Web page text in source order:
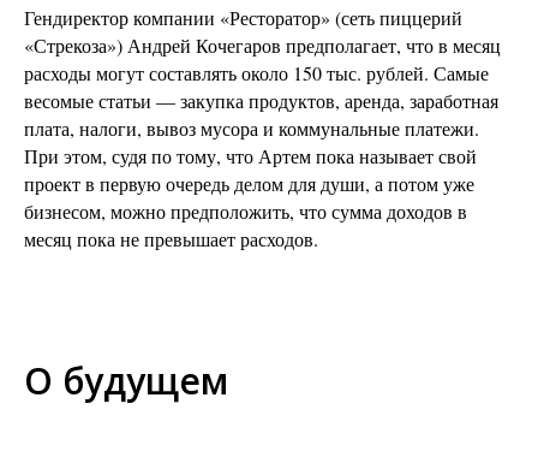
Гендиректор компании «Ресторатор» (сеть пиццерий
«Стрекоза») Андрей Кочегаров предполагает, что в месяц
расходы могут составлять около 150 тыс. рублей. Самые
весомые статьи — закупка продуктов, аренда, заработная
плата, налоги, вывоз мусора и коммунальные платежи.
При этом, судя по тому, что Артем пока называет свой
проект в первую очередь делом для души, а потом уже
бизнесом, можно предположить, что сумма доходов в
месяц пока не превышает расходов.
О будущем